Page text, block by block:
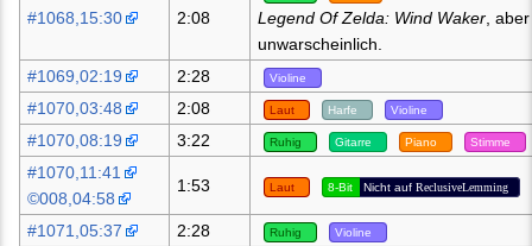
#1068,15:30 2:08
Legend Of Zelda: Wind Waker,
unwarscheinlich.
#1069,02:19
2:28 Violine
#1070,03:48 2:08 Laut Harfe Violine
#1070,08:19 3:22 Ruhig Gitarre Piano Stimme
#1070,11:41
©008,04:58
1:53 Laut 8-Bit Nicht auf ReclusiveLemming
#1071,05:37 2:28 Ruhig Violine